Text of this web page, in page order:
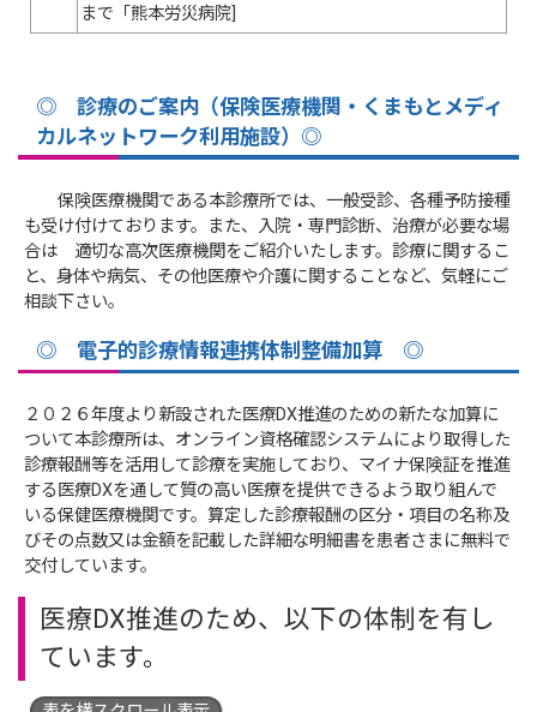
まで「熊本労災病院]
◎ 診療のご案内（保険医療機関・くまもとメディ
カルネットワーク利用施設）◎
保険医療機関である本診療所では、一般受診、各種予防接種
も受け付けております。また、入院・専門診断、治療が必要な場
合は 適切な高次医療機関をご紹介いたします。診療に関するこ
と、身体や病気、その他医療や介護に関することなど、気軽にご
相談下さい。
◎ 電子的診療情報連携体制整備加算 ◎
２０２６年度より新設された医療DX推進のための新たな加算に
ついて本診療所は、オンライン資格確認システムにより取得した
診療報酬等を活用して診療を実施しており、マイナ保険証を推進
する医療DXを通して質の高い医療を提供できるよう取り組んで
いる保健医療機関です。算定した診療報酬の区分・項目の名称及
びその点数又は金額を記載した詳細な明細書を患者さまに無料で
交付しています。
医療DX推進のため、以下の体制を有し
ています。